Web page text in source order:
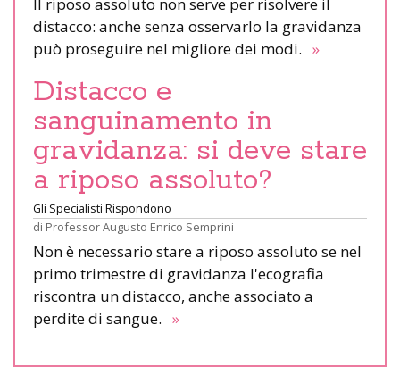
distacco: anche senza osservarlo la gravidanza
può proseguire nel migliore dei modi. »
Distacco e
sanguinamento in
gravidanza: si deve stare
a riposo assoluto?
Gli Specialisti Rispondono
di Professor Augusto Enrico Semprini
Non è necessario stare a riposo assoluto se nel
primo trimestre di gravidanza l'ecografia
riscontra un distacco, anche associato a
perdite di sangue. »